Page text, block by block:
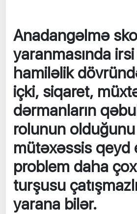
Anadangəlmə
yaranmasında
hamiləlik
içki, siqaret,
dərmanların
rolunun
mütəxəssis qeyd
problem daha
turşusu
yarana bilər.